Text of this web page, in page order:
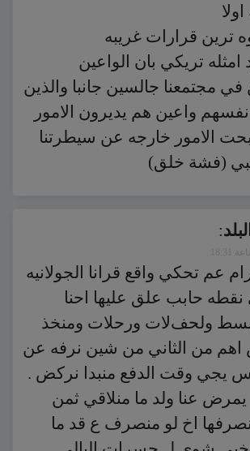
ترين قرارات غريبه
امثله تريكي بان الواعين
في مجتمعنا جالسين جانبا والذين
واعين هم يديرون الامور
الامور خارجه عن سيطرتنا
(فشة خلق)
:
عم تحكي واقع قرانا الجوﻻنيه
حابب علق عليها احنا
ولحفﻻت ورحلات ومنخذ
من الثاني من شين نرفه عن
يجي وقت الدفع منبدا نركض .
عنا ولد ما منلاقي ثمن
اخ لو منصرف ع قد ما